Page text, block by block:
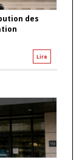
des
Lire